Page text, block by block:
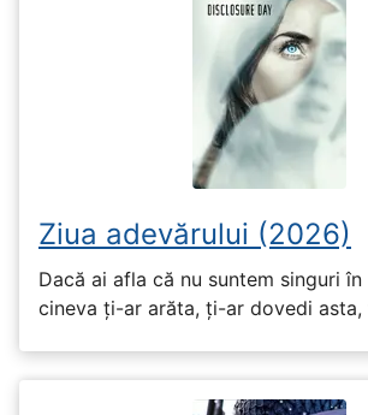
Ziua adevărului (2026)
Dacă ai afla că nu suntem singuri în
cineva ți-ar arăta, ți-ar dovedi asta,